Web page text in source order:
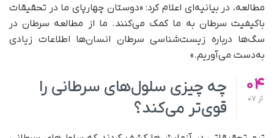
مطالعه، در بیانیه‌ای اعلام کرد: «دوستان چهارپای ما در تحقیقات
باکیفیت سرطان به ما کمک می‌کنند. ما از مطالعه سرطان در
سگ‌ها درباره زیست‌شناسی سرطان انسان‌ها اطلاعات زیادی
به‌دست می‌آوریم.»
04
از
چه چیزی سلول‌های سرطانی را
قوی‌تر می‌کند؟